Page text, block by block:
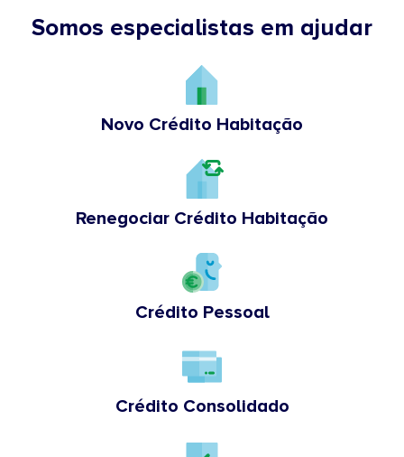
Somos especialistas em ajudar
Novo Crédito Habitação
Renegociar Crédito Habitação
Crédito Pessoal
Crédito Consolidado